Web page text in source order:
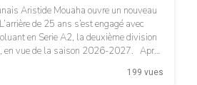
Aristide Mouaha ouvre un nouveau
de 25 ans s’est engagé avec
en Serie A2, la deuxième division
en vue de la saison 2026-2027. Après
les couleurs de Brindisi, Mouaha reste
qu’il connaît […]
199 vues